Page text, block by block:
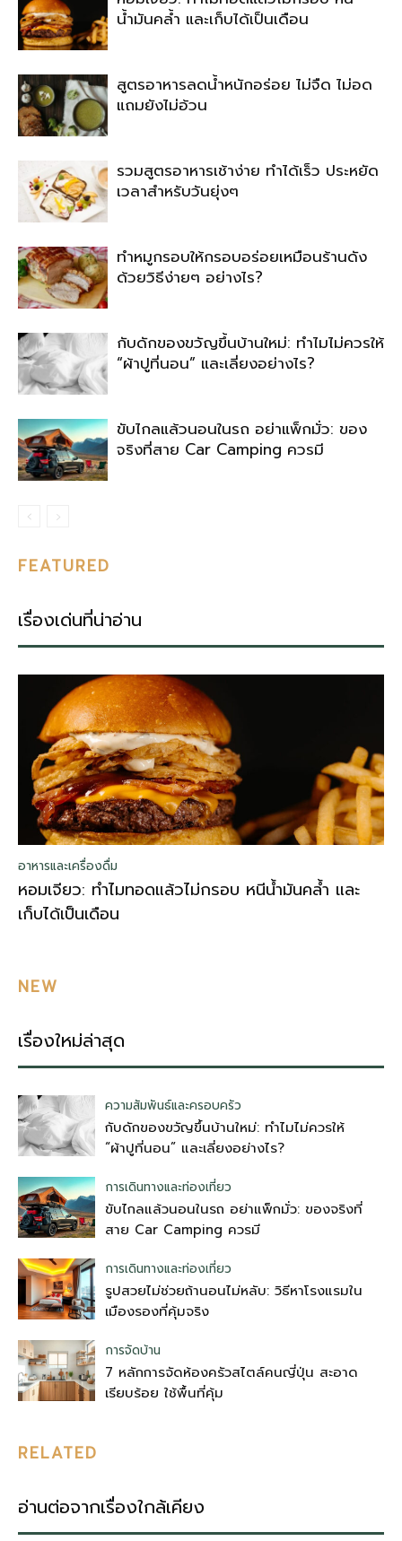
น้ำมันคล้ำ และเก็บได้เป็นเดือน
สูตรอาหารลดน้ำหนักอร่อย ไม่จืด ไม่อด
แถมยังไม่อ้วน
รวมสูตรอาหารเช้าง่าย ทำได้เร็ว ประหยัด
เวลาสำหรับวันยุ่งๆ
ทำหมูกรอบให้กรอบอร่อยเหมือนร้านดัง
ด้วยวิธีง่ายๆ อย่างไร?
กับดักของขวัญขึ้นบ้านใหม่: ทำไมไม่ควรให้
“ผ้าปูที่นอน” และเลี่ยงอย่างไร?
ขับไกลแล้วนอนในรถ อย่าแพ็กมั่ว: ของ
จริงที่สาย Car Camping ควรมี
FEATURED
เรื่องเด่นที่น่าอ่าน
อาหารและเครื่องดื่ม
หอมเจียว: ทำไมทอดแล้วไม่กรอบ หนีน้ำมันคล้ำ และ
เก็บได้เป็นเดือน
NEW
เรื่องใหม่ล่าสุด
ความสัมพันธ์และครอบครัว
กับดักของขวัญขึ้นบ้านใหม่: ทำไมไม่ควรให้
“ผ้าปูที่นอน” และเลี่ยงอย่างไร?
การเดินทางและท่องเที่ยว
ขับไกลแล้วนอนในรถ อย่าแพ็กมั่ว: ของจริงที่
สาย Car Camping ควรมี
การเดินทางและท่องเที่ยว
รูปสวยไม่ช่วยถ้านอนไม่หลับ: วิธีหาโรงแรมใน
เมืองรองที่คุ้มจริง
การจัดบ้าน
7 หลักการจัดห้องครัวสไตล์คนญี่ปุ่น สะอาด
เรียบร้อย ใช้พื้นที่คุ้ม
RELATED
อ่านต่อจากเรื่องใกล้เคียง